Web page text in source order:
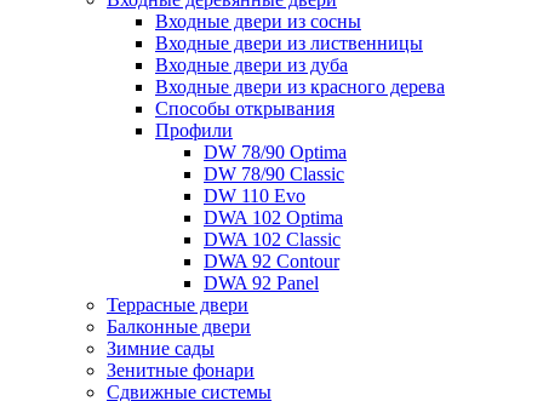
Входные двери из сосны
Входные двери из лиственницы
Входные двери из дуба
Входные двери из красного дерева
Способы открывания
Профили
DW 78/90 Optima
DW 78/90 Classic
DW 110 Evo
DWA 102 Optima
DWA 102 Classic
DWA 92 Contour
DWA 92 Panel
Террасные двери
Балконные двери
Зимние сады
Зенитные фонари
Сдвижные системы